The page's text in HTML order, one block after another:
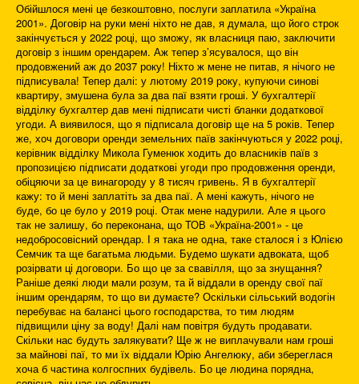
Обійшлося мені це безкоштовно, послуги заплатила «Україна
2001». Договір на руки мені ніхто не дав, я думала, що його строк
закінчується у 2022 році, що зможу, як власниця паю, заключити
договір з іншим орендарем. Аж тепер з’ясувалося, що він
продовжений аж до 2037 року! Ніхто ж мене не питав, я нічого не
підписувала! Тепер далі: у лютому 2019 року, купуючи синові
квартиру, змушена була за два паї взяти гроші. У бухгалтерії
відділку бухгалтер дав мені підписати чисті бланки додаткової
угоди. А виявилося, що я підписала договір ще на 5 років. Тепер
же, хоч договори оренди земельних паїв закінчуються у 2022 році,
керівник відділку Микола Гуменюк ходить до власників паїв з
пропозицією підписати додаткові угоди про продовження оренди,
обіцяючи за це винагороду у 8 тисяч гривень. Я в бухгалтерії
кажу: то й мені заплатіть за два паї. А мені кажуть, нічого не
буде, бо це було у 2019 році. Отак мене надурили. Але я цього
так не залишу, бо переконана, що ТОВ «Україна-2001» - це
недобросовісний орендар. І я така не одна, таке сталося і з Юлією
Семчик та ще багатьма людьми. Будемо шукати адвоката, щоб
розірвати ці договори. Бо що це за свавілля, що за знущання?
Раніше деякі люди мали розум, та й віддали в оренду свої паї
іншим орендарям, то що ви думаєте? Оскільки сільський водогін
перебуває на балансі цього господарства, то тим людям
підвищили ціну за воду! Далі нам повітря будуть продавати.
Скільки нас будуть залякувати? Ще ж не виплачували нам гроші
за майнові паї, то ми їх віддали Юрію Ангелюку, аби збереглася
хоча б частина колгоспних будівель. Бо це людина порядна,